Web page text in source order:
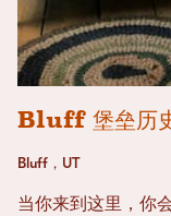
Bluff 堡垒历
Bluff，UT
当你来到这里，你